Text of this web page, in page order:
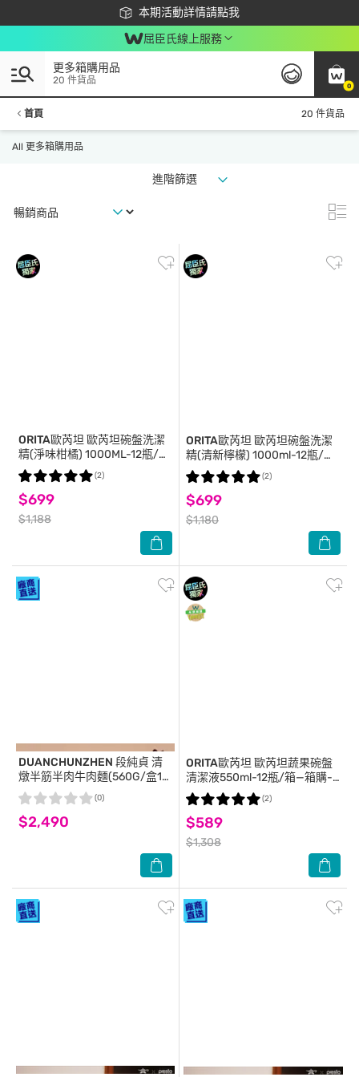
本期活動詳情請點我
下載app最高回饋$350
屈臣氏線上服務
0
更多箱購用品
20 件貨品
首頁 20 件貨品
All 更多箱購用品
進階篩選
ORITA歐芮坦 歐芮坦碗盤洗潔
精(淨味柑橘) 1000ML-12瓶/
箱-箱購
$699
$1,188
(2)
ORITA歐芮坦 歐芮坦碗盤洗潔
精(清新檸檬) 1000ml-12瓶/
箱-箱購
$699
$1,180
(2)
DUANCHUNZHEN 段純貞 清
燉半筋半肉牛肉麵(560G/盒10
盒/箱)-箱購
$2,490
(0)
ORITA歐芮坦 歐芮坦蔬果碗盤
清潔液550ml-12瓶/箱—箱購-
箱購
$589
$1,308
(2)